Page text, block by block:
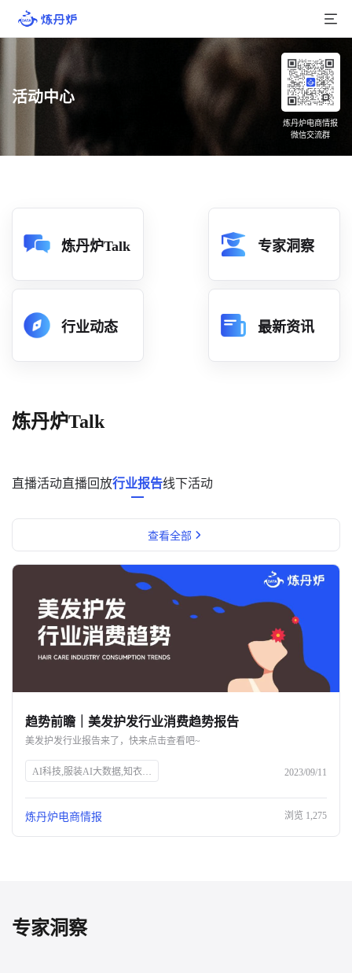
产品介绍
品牌数据
店铺数据
分析
数据中心
消费者说
解决方案
金融市场解决方案
资源中心
新闻中心
关于我们
公司介绍
商机推荐
活动中心
炼丹炉电商情报
微信交流群
炼丹炉Talk 专家洞察
行业动态 最新资讯
炼丹炉Talk
直播活动直播回放行业报告线下活动
查看全部
趋势前瞻｜美发护发行业消费趋势报告
美发护发行业报告来了，快来点击查看吧~
AI科技,服装AI大数据,知衣科技,头皮护理,防脱生发,美发护发行业,消费趋势,高端头皮精油,洗发水功效,消费者安全,中草药防脱,丰盈蓬松,免洗喷雾,Spes诗裴丝 2023/09/11
炼丹炉电商情报 浏览 1,275
专家洞察